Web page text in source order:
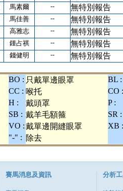
馬素爾 -- 無特別報告
馬佳善 -- 無特別報告
高雅志 -- 無特別報告
鍾占祺 -- 無特別報告
錢健明 -- 無特別報告
BO : 只戴單邊眼罩
BL :
CC : 喉托
CO :
H : 戴頭罩
P :
SB : 戴羊毛額箍
SR :
VO :戴單邊開縫眼罩
XB :
"-" : 除去
賽馬消息及資訊 分析